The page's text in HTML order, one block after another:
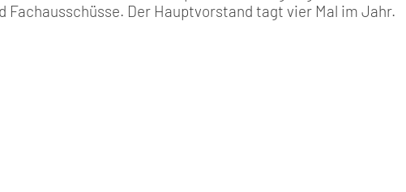
Fachausschüsse. Der Hauptvorstand tagt vier Mal im Jahr.